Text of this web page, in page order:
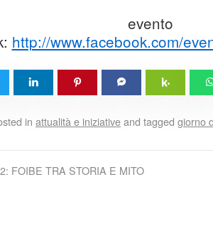
evento
http://www.facebook.com/
in attualità e iniziativeand tagged giorno
FOIBE TRA STORIA E MITO